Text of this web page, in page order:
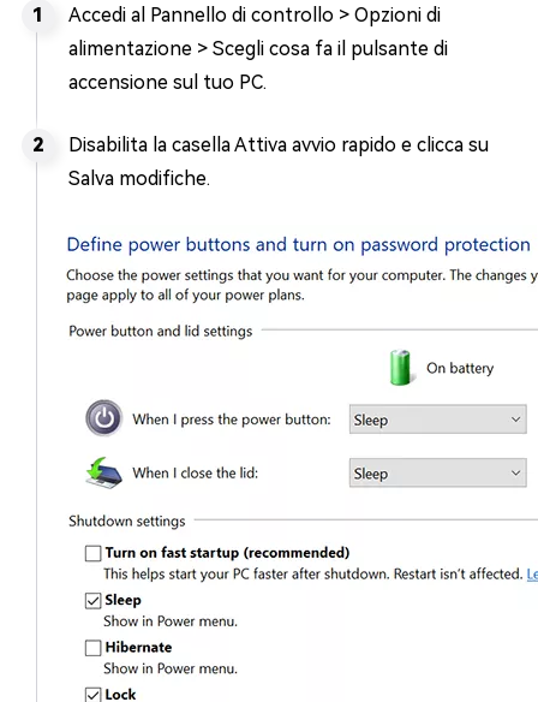
Accedi al Pannello di controllo > Opzioni di
alimentazione > Scegli cosa fa il pulsante di
accensione sul tuo PC.
Disabilita la casella Attiva avvio rapido e clicca su
Salva modifiche.